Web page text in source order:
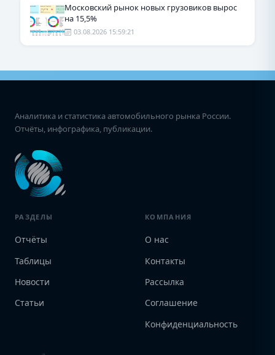
Московский рынок новых грузовиков вырос
на 15,5%
03.08.2026 15:59:21
Аналитика и статистика автомобильного рынка России.
Отчёты, инфографика, публикации.
РАЗДЕЛЫ
Отчёты
Таблицы
Новости
Статьи
КОМПАНИЯ
О нас
Контакты
Рассылка
Соглашение
Конфиденциальность